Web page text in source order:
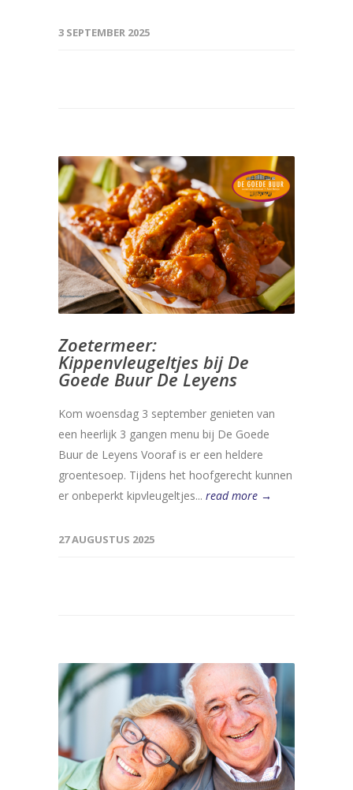
3 SEPTEMBER 2025
Zoetermeer:
Kippenvleugeltjes bij De
Goede Buur De Leyens
Kom woensdag 3 september genieten van
een heerlijk 3 gangen menu bij De Goede
Buur de Leyens Vooraf is er een heldere
groentesoep. Tijdens het hoofgerecht kunnen
er onbeperkt kipvleugeltjes... read more →
27 AUGUSTUS 2025